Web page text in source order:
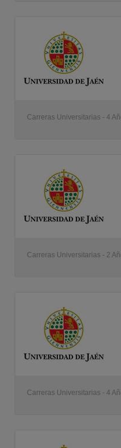
Carreras Universitarias - 4
Carreras Universitarias - 2
Carreras Universitarias - 4